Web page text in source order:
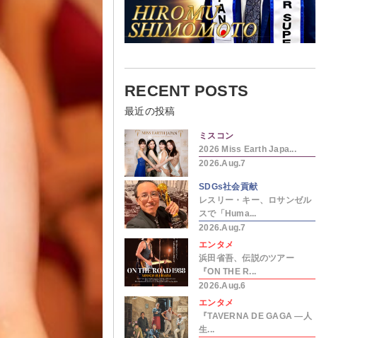
RECENT POSTS
最近の投稿
ミスコン
2026 Miss Earth Japa...
2026.Aug.7
SDGs社会貢献
レスリー・キー、ロサンゼル
スで「Huma...
2026.Aug.7
エンタメ
浜田省吾、伝説のツアー
『ON THE R...
2026.Aug.6
エンタメ
『TAVERNA DE GAGA ―人
生...